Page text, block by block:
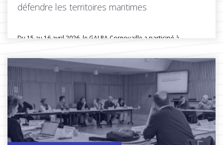
défendre les territoires maritimes
Du 15 au 16 avril 2026, le GALPA Cornouaille a participé à...
Toutes les actus de cette rubrique LIRE LA SUITE